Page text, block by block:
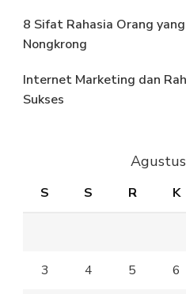
8 Sifat Rahasia Orang
Nongkrong
Internet Marketing dan
Sukses
S S R K
3 4 5 6